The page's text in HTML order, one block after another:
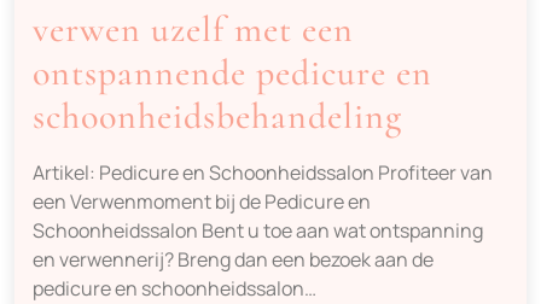
verwen uzelf met een
ontspannende pedicure en
schoonheidsbehandeling
Artikel: Pedicure en Schoonheidssalon Profiteer van
een Verwenmoment bij de Pedicure en
Schoonheidssalon Bent u toe aan wat ontspanning
en verwennerij? Breng dan een bezoek aan de
pedicure en schoonheidssalon…